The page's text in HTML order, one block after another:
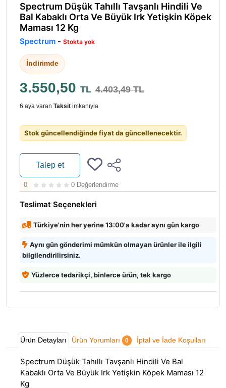
Spectrum Düşük Tahıllı Tavşanlı Hindili Ve
Bal Kabaklı Orta Ve Büyük Irk Yetişkin Köpek
Maması 12 Kg
Spectrum - Stokta yok
İndirimde
3.550,50 TL 4.403,49 TL
6 aya varan Taksit imkanıyla
Stok güncellendiğinde fiyat da güncellenecektir.
Talep et
0 0 Değerlendirme
Teslimat Seçenekleri
Türkiye'nin her yerine 13:00'a kadar aynı gün kargo
Aynı gün gönderimi mümkün olmayan ürünler ile ilgili
bilgilendirilirsiniz.
Yüzlerce tedarikçi, binlerce ürün, tek kargo
Ürün Detayları Ürün Yorumları 0 İptal ve İade Koşulları
Spectrum Düşük Tahıllı Tavşanlı Hindili Ve Bal
Kabaklı Orta Ve Büyük Irk Yetişkin Köpek Maması 12
Kg